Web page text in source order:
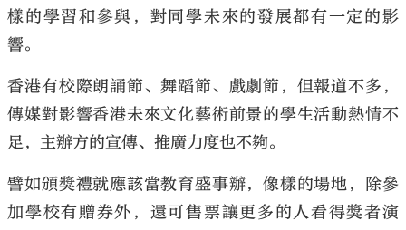
大公文匯
樣的學習和參與，對同學未來的發展都有一定的影
響。
香港有校際朗誦節、舞蹈節、戲劇節，但報道不多，
傳媒對影響香港未來文化藝術前景的學生活動熱情不
足，主辦方的宣傳、推廣力度也不夠。
譬如頒獎禮就應該當教育盛事辦，像樣的場地，除參
加學校有贈券外，還可售票讓更多的人看得獎者演